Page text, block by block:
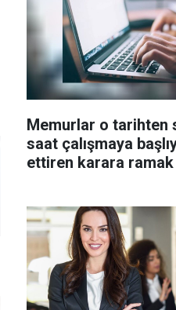
Memurlar o tarihten
saat çalışmaya
ettiren karara ramak